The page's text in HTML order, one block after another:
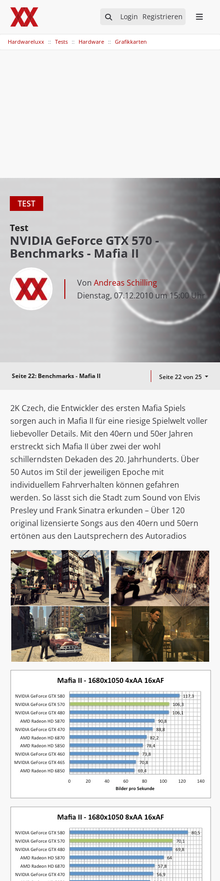
Login Registrieren
Hardwareluxx Tests Hardware Grafikkarten
TEST
Test
NVIDIA GeForce GTX 570 -
Benchmarks - Mafia II
Von Andreas Schilling
Dienstag, 07.12.2010 um 15:00 Uhr
Seite 22: Benchmarks - Mafia II Seite 22 von 25
2K Czech, die Entwickler des ersten Mafia Spiels
sorgen auch in Mafia II für eine riesige Spielwelt voller
liebevoller Details. Mit den 40ern und 50er Jahren
erstreckt sich Mafia II über zwei der wohl
schillerndsten Dekaden des 20. Jahrhunderts. Über
50 Autos im Stil der jeweiligen Epoche mit
individuellem Fahrverhalten können gefahren
werden. So lässt sich die Stadt zum Sound von Elvis
Presley und Frank Sinatra erkunden – Über 120
original lizensierte Songs aus den 40ern und 50ern
ertönen aus den Lautsprechern des Autoradios